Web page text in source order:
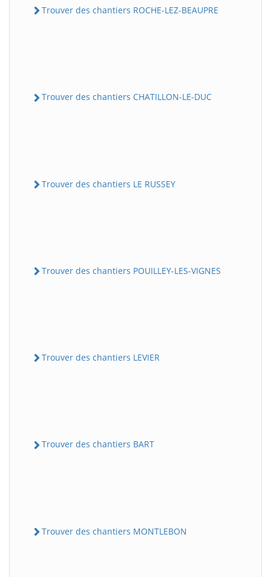
Trouver des chantiers ROCHE-LEZ-BEAUPRE
Trouver des chantiers CHATILLON-LE-DUC
Trouver des chantiers LE RUSSEY
Trouver des chantiers POUILLEY-LES-VIGNES
Trouver des chantiers LEVIER
Trouver des chantiers BART
Trouver des chantiers MONTLEBON